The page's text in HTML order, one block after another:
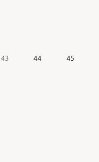
43Variante
44 45